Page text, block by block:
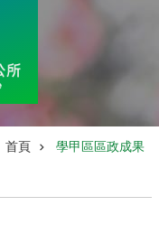
首頁 學甲區區政成果